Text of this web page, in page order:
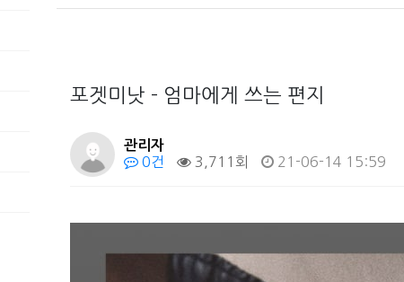
포겟미낫 - 엄마에게 쓰는 편지
관리자
0건 3,711회 21-06-14 15:59